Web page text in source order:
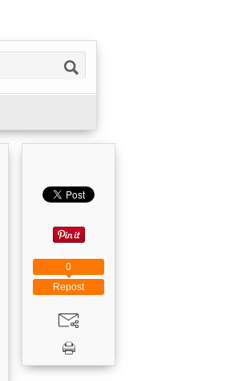
Repost
0